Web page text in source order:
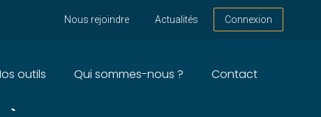
Nous rejoindre Actualités Connexion
outils Qui sommes-nous ? Contact
PROCÉDURE ?